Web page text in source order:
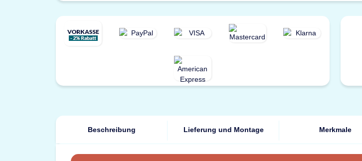
Beschreibung Lieferung und Montage Merkmale